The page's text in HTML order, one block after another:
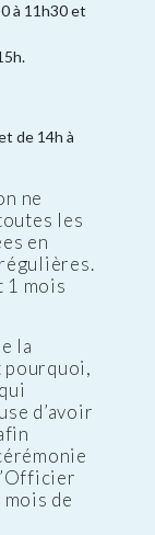
à 11h30 et
de 14h à
ne
les
en
1 mois
la
pourquoi,
d’avoir
de